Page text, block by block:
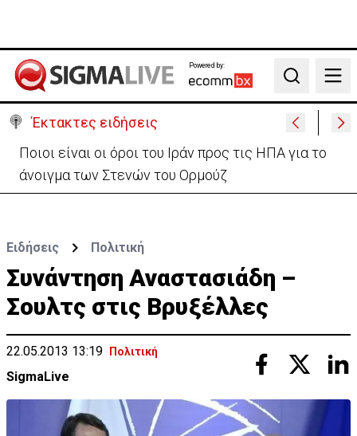
Powered by:
Search
Έκτακτες ειδήσεις
Υψηλές οι θερμοκρασίες με αυξημένη υγρασία
-«Στα παράλια είναι δύσκολα»
Ειδήσεις Πολιτική
Συνάντηση Αναστασιάδη –
Σουλτς στις Βρυξέλλες
22.05.2013 13:19 Πολιτική
SigmaLive